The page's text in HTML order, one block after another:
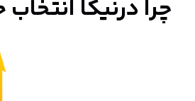
چرا درنیکا